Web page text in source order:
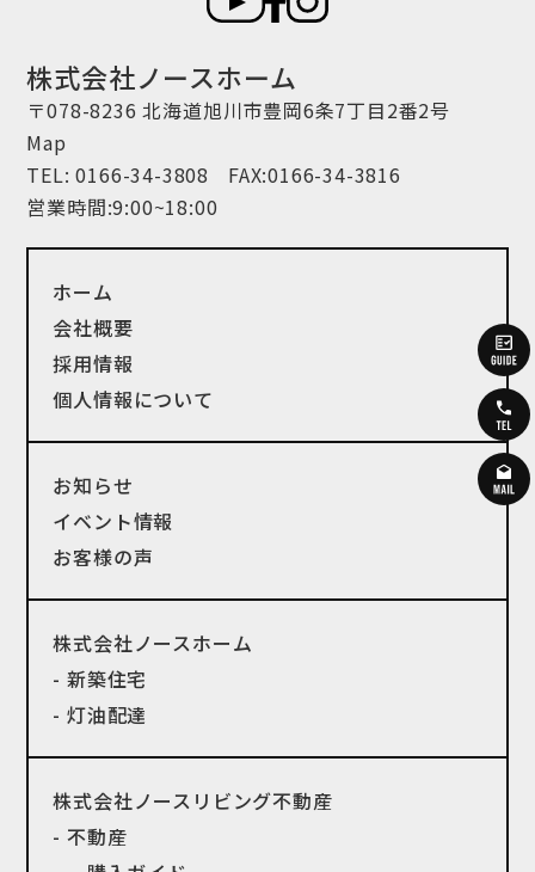
ホーム
会社概要
採用情報
個人情報について
お知らせ
イベント情報
お客様の声
株式会社ノースホーム
- 新築住宅
- 灯油配達
株式会社ノースリビング不動産
- 不動産
株式会社ノースホーム
〒078-8236 北海道旭川市豊岡6条7丁目2番2号
Map
TEL:0166-34-3808
FAX:0166-34-3816
営業時間:9:00~18:00